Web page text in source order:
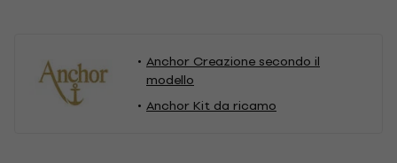
Anchor Creazione secondo il
modello
Anchor Kit da ricamo